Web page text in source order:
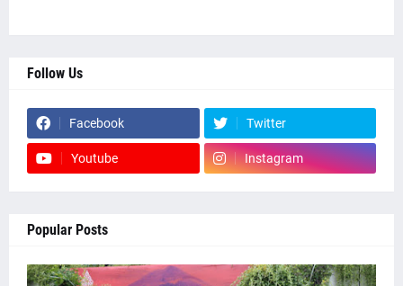
Follow Us
Facebook Twitter
Youtube Instagram
Popular Posts